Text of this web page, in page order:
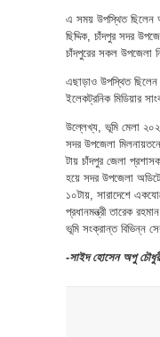
এ সময় উপস্থিত ছিলেন
ছিদ্দিক, চাঁদপুর সদর
চাঁদপুরের সকল উপজেলা
এছাড়াও উপস্থিত ছিলেন
ইলেকট্রনিক মিডিয়ার
উল্লেখ্য, ভূমি মেলা
সদর উপজেলা
টায় চাঁদপুর জেলা
হয়ে সদর উপজেলা
১০টায়, সারাদেশে
প্রধানমন্ত্রী তারেক
ভূমি সংক্রান্ত বিভিন্ন
-সাইদ হোসেন অপু